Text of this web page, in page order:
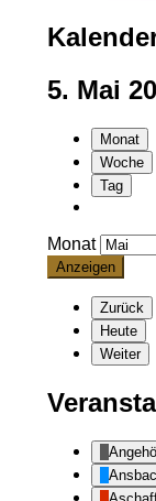
5. Mai
Monat
Woche
Tag
Monat
Zurück
Heute
Weiter